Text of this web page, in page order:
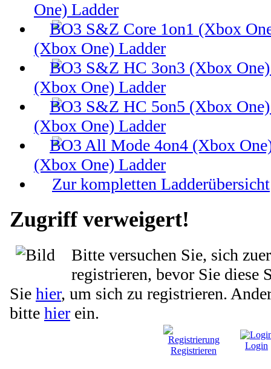
One) Ladder
(Xbox One) Ladder
(Xbox One) Ladder
(Xbox One) Ladder
(Xbox One) Ladder
Zur kompletten Ladderübersicht
Zugriff verweigert!
Bitte versuchen Sie, sich
registrieren, bevor Sie diese
Sie hier, um sich zu registrieren.
bitte hier ein.
Registrieren Login